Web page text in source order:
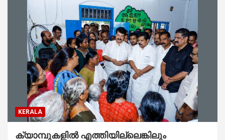
KERALA
ക്യാമ്പുകളിൽ എത്തിയില്ലെങ്കിലും